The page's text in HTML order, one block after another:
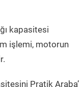
kapasitesi
işlemi, motorun
Pratik Araba’